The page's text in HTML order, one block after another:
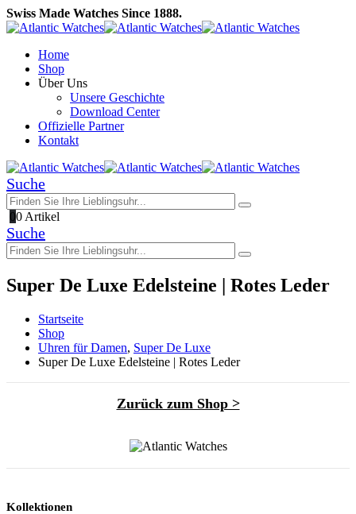
Swiss Made Watches Since 1888.
Home
Shop
Über Uns
Unsere Geschichte
Download Center
Offizielle Partner
Kontakt
Suche
00 Artikel
Suche
Super De Luxe Edelsteine | Rotes Leder
Startseite
Shop
Uhren für Damen, Super De Luxe
Super De Luxe Edelsteine | Rotes Leder
Zurück zum Shop >
Kollektionen